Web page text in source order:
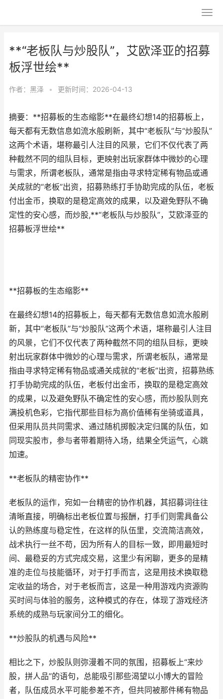
**“老板队与炒股队”，艾欧泽亚的招募
板浮世绘**
作者： 黑泽 • 更新时间：2026-04-13
摘要：**招募板的生态缩影**在最终幻想14的招募板上，
每天都有无数信息如流水般刷新，其中“老板队”与“炒股队”
这两个术语，堪称最引人注目的风景，它们不仅代表了两
种截然不同的组队目标，更映射出玩家群体中微妙的心理
与需求，所谓老板队，通常是指由寻求特定稀有物品或通
关成就的“老板”出资，招募熟练打手协助完成的队伍，老板
付出金币，换取的是稳定高效的成果，以及避免野队不确
定性的安心感，而炒股,**“老板队与炒股队”，艾欧泽亚的
招募板浮世绘**
**招募板的生态缩影**
在最终幻想14的招募板上，每天都有无数信息如流水般刷
新，其中“老板队”与“炒股队”这两个术语，堪称最引人注目
的风景，它们不仅代表了两种截然不同的组队目标，更映
射出玩家群体中微妙的心理与需求，所谓老板队，通常是
指由寻求特定稀有物品或通关成就的“老板”出资，招募熟练
打手协助完成的队伍，老板付出金币，换取的是稳定高效
的成果，以及避免野队不确定性的安心感，而炒股队则充
满投机色彩，它指代那些目标为高价值稀有坐骑或道具，
但采用队员共同需求、通过随机掷骰决定归属的队伍，如
同现实股市，参与者带着期待入场，结果全凭运气，心跳
加速。
**老板队的精密协作**
老板队的运作，宛如一台精密的协作机器，其招募词往往
清晰直接，明确标出老板位置与报酬，打手们则需具备公
认的熟练度与稳定性，在这样的队伍里，交流简洁高效，
战术执行一丝不苟，因为所有人的目标一致，即用最短时
间、最稳妥的方式完成交易，这里少有闲聊，更多的是精
准的走位与技能循环，对于打手而言，这是用技术换取稳
定收益的场合，对于老板而言，这是一种用游戏内资源购
买时间与体验的服务，这种模式的存在，体现了游戏经济
系统的成熟与玩家间分工的细化。
**炒股队的机遇与风险**
相比之下，炒股队则弥漫着不同的氛围，招募板上“来炒
股，拼人品”的语句，总能吸引那些渴望以小博大的冒险
者，队伍成员水平可能参差不齐，但共同被那件稀有物品